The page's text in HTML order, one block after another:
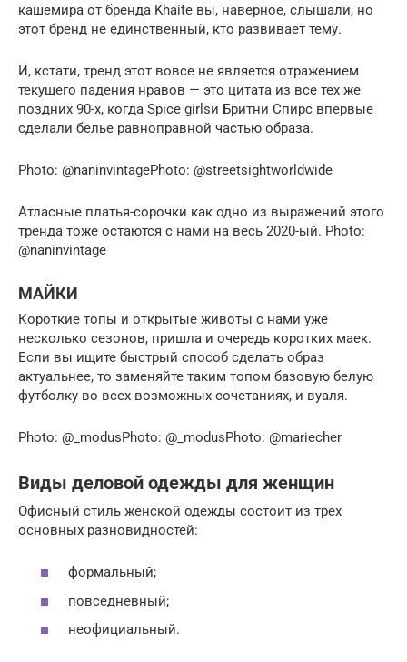
кашемира от бренда Khaite вы, наверное, слышали, но
этот бренд не единственный, кто развивает тему.
И, кстати, тренд этот вовсе не является отражением
текущего падения нравов — это цитата из все тех же
поздних 90-х, когда Spice girlsи Бритни Спирс впервые
сделали белье равноправной частью образа.
Photo: @naninvintagePhoto: @streetsightworldwide
Атласные платья-сорочки как одно из выражений этого
тренда тоже остаются с нами на весь 2020-ый. Photo:
@naninvintage
МАЙКИ
Короткие топы и открытые животы с нами уже
несколько сезонов, пришла и очередь коротких маек.
Если вы ищите быстрый способ сделать образ
актуальнее, то заменяйте таким топом базовую белую
футболку во всех возможных сочетаниях, и вуаля.
Photo: @_modusPhoto: @_modusPhoto: @mariecher
Виды деловой одежды для женщин
Офисный стиль женской одежды состоит из трех
основных разновидностей:
формальный;
повседневный;
неофициальный.